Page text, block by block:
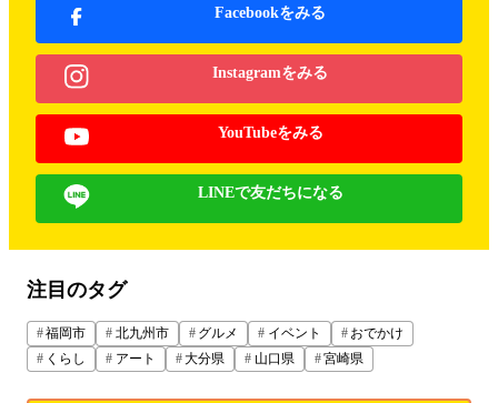
Facebookをみる
Instagramをみる
YouTubeをみる
LINEで友だちになる
注目のタグ
福岡市 北九州市 グルメ イベント
おでかけ
くらし
アート 大分県 山口県 宮崎県